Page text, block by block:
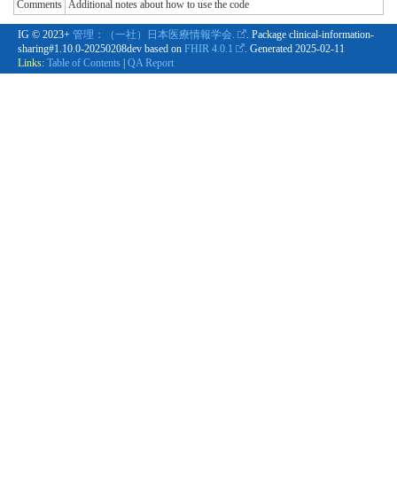
Comments Additional notes about how to use the code
IG © 2023+ 管理：（一社）日本医療情報学会.
. Package clinical-information-
sharing#1.10.0-20250208dev based on FHIR 4.0.1 . Generated 2025-02-11
Links: Table of Contents QA Report